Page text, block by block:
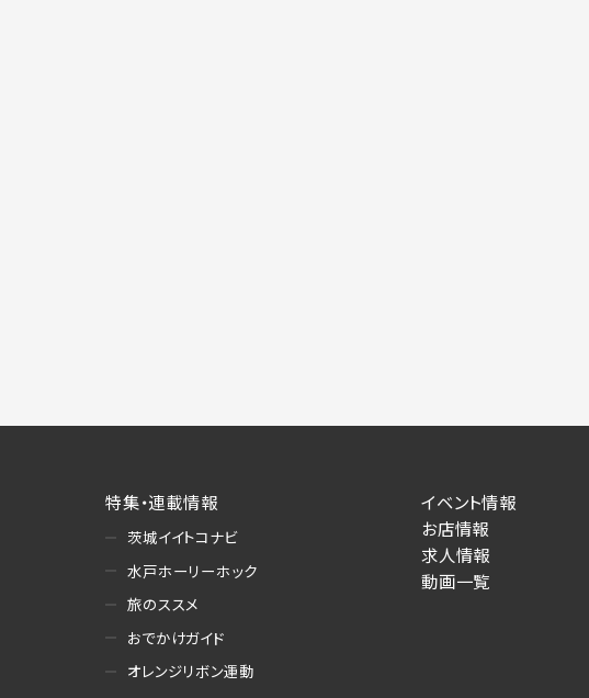
特集・連載情報
茨城イイトコナビ
水戸ホーリーホック
旅のススメ
おでかけガイド
オレンジリボン運動
イベント情報
お店情報
求人情報
動画一覧